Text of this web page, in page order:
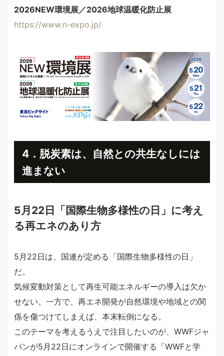
2026NEW環境展／2026地球温暖化防止展
https://www.n-expo.jp/
4．脱炭素は、自然との共生なしには
進まない
5月22日「国際生物多様性の日」に考え
る再エネのあり方
5月22日は、国連が定める「国際生物多様性の日」
だ。
気候変動対策として再生可能エネルギーの導入は欠か
せない。一方で、再エネ開発が自然環境や地域との関
係を傷つけてしまえば、本末転倒になる。
このテーマを考えるうえで注目したいのが、WWFジャ
パンが5月22日にオンラインで開催する「WWFと学